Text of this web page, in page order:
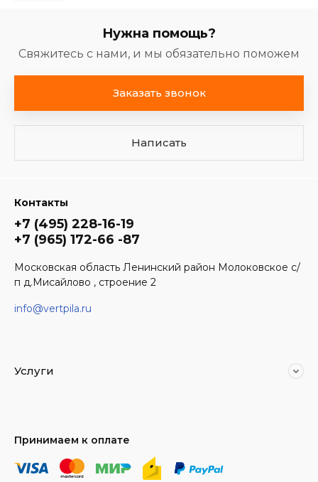
Нужна помощь?
Свяжитесь с нами, и мы обязательно поможем
Заказать звонок
Написать
Контакты
+7 (495) 228-16-19
+7 (965) 172-66 -87
Московская область Ленинский район Молоковское с/
п д.Мисайлово , строение 2
info@vertpila.ru
Услуги
Принимаем к оплате